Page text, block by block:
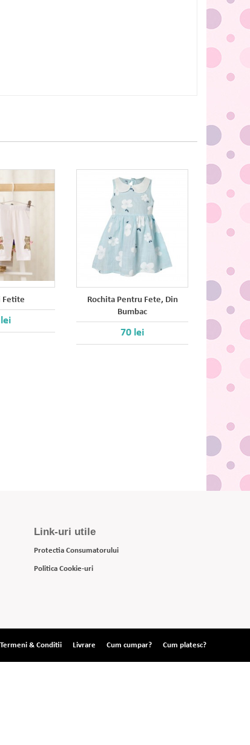
Fetite
Rochita Pentru Fete, Din
Bumbac
70 lei
Link-uri utile
Protectia Consumatorului
Politica Cookie-uri
Termeni & Conditii Livrare Cum cumpar? Cum platesc?